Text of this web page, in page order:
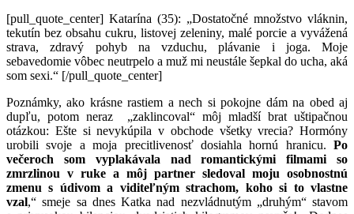
[pull_quote_center] Katarína (35): „Dostatočné množstvo vláknin,
tekutín bez obsahu cukru, listovej zeleniny, malé porcie a vyvážená
strava, zdravý pohyb na vzduchu, plávanie i joga. Moje
sebavedomie vôbec neutrpelo a muž mi neustále šepkal do ucha, aká
som sexi.“ [/pull_quote_center]
Poznámky, ako krásne rastiem a nech si pokojne dám na obed aj
dupľu, potom neraz „zaklincoval“ môj mladší brat uštipačnou
otázkou: Ešte si nevykúpila v obchode všetky vrecia? Hormóny
urobili svoje a moja precitlivenosť dosiahla hornú hranicu. Po
večeroch som vyplakávala nad romantickými filmami so
zmrzlinou v ruke a môj partner sledoval moju osobnostnú
zmenu s údivom a viditeľným strachom, koho si to vlastne
vzal,“ smeje sa dnes Katka nad nezvládnutým „druhým“ stavom